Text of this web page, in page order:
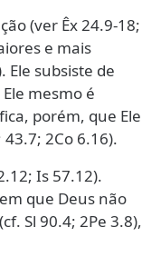
(ver Êx 24.9-18;
e mais
Ele subsiste de
mesmo é
porém, que Ele
2Co 6.16).
Is 57.12).
que Deus não
Sl 90.4; 2Pe 3.8),